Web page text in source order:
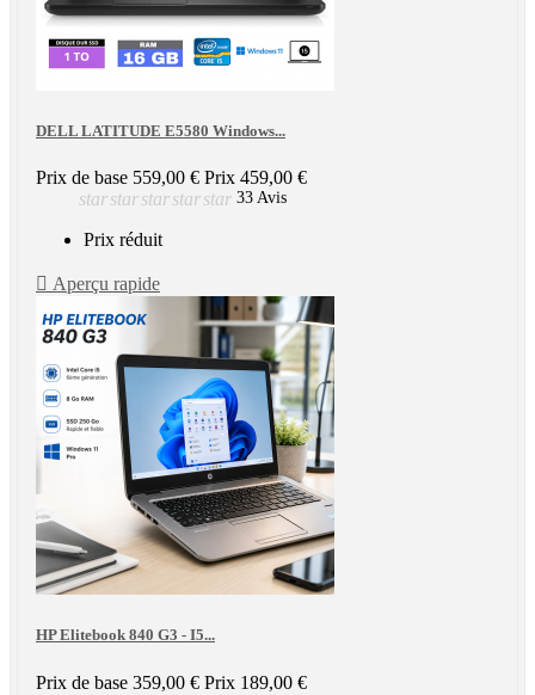
DELL LATITUDE E5580 Windows...
Prix de base 559,00 € Prix 459,00 €
starstarstarstarstar 33 Avis
Prix réduit
 Aperçu rapide
HP Elitebook 840 G3 - I5...
Prix de base 359,00 € Prix 189,00 €